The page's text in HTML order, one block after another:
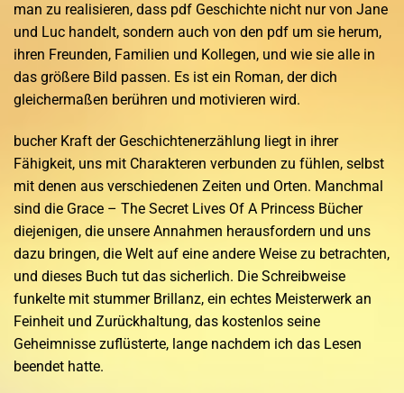
man zu realisieren, dass pdf Geschichte nicht nur von Jane
und Luc handelt, sondern auch von den pdf um sie herum,
ihren Freunden, Familien und Kollegen, und wie sie alle in
das größere Bild passen. Es ist ein Roman, der dich
gleichermaßen berühren und motivieren wird.
bucher Kraft der Geschichtenerzählung liegt in ihrer
Fähigkeit, uns mit Charakteren verbunden zu fühlen, selbst
mit denen aus verschiedenen Zeiten und Orten. Manchmal
sind die Grace – The Secret Lives Of A Princess Bücher
diejenigen, die unsere Annahmen herausfordern und uns
dazu bringen, die Welt auf eine andere Weise zu betrachten,
und dieses Buch tut das sicherlich. Die Schreibweise
funkelte mit stummer Brillanz, ein echtes Meisterwerk an
Feinheit und Zurückhaltung, das kostenlos seine
Geheimnisse zuflüsterte, lange nachdem ich das Lesen
beendet hatte.